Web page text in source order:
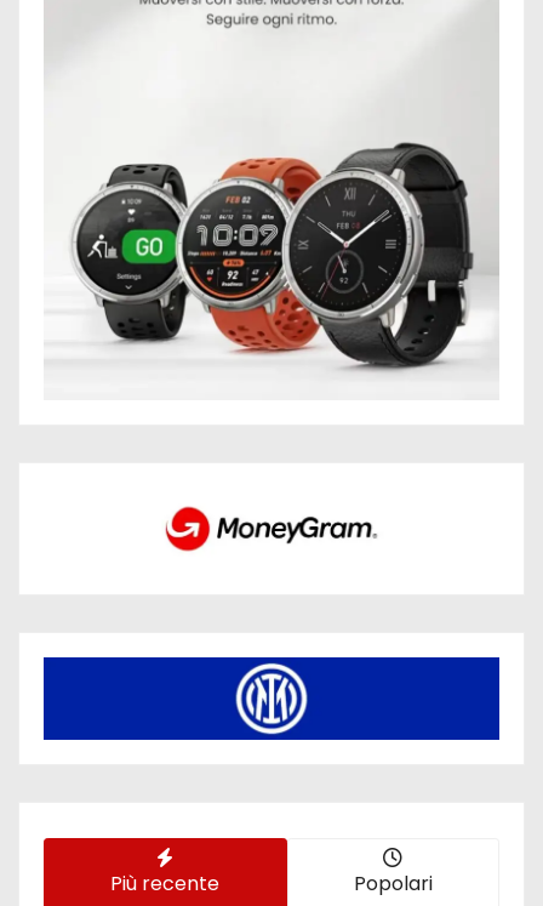
Più recente Popolari